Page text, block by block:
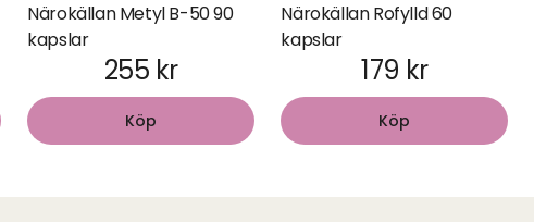
Närokällan Metyl B-50 90
kapslar
255 kr
Köp
Närokällan Rofylld 60
kapslar
179 kr
Köp